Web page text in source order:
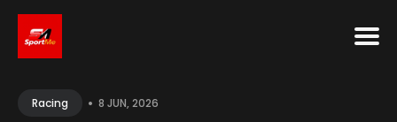
forRacing • 8 JUN, 2026